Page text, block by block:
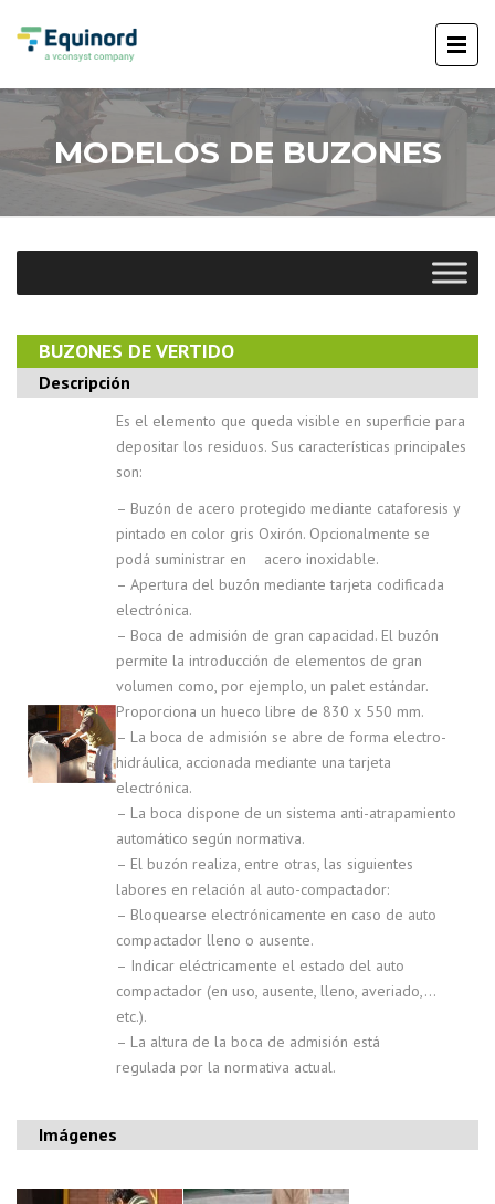
MODELOS DE BUZONES
BUZONES DE VERTIDO
Descripción
Es el elemento que queda visible en superficie para
depositar los residuos. Sus características principales
son:
– Buzón de acero protegido mediante cataforesis y
pintado en color gris Oxirón. Opcionalmente se
podá suministrar en acero inoxidable.
– Apertura del buzón mediante tarjeta codificada
electrónica.
– Boca de admisión de gran capacidad. El buzón
permite la introducción de elementos de gran
volumen como, por ejemplo, un palet estándar.
Proporciona un hueco libre de 830 x 550 mm.
– La boca de admisión se abre de forma electro-
hidráulica, accionada mediante una tarjeta
electrónica.
– La boca dispone de un sistema anti-atrapamiento
automático según normativa.
– El buzón realiza, entre otras, las siguientes
labores en relación al auto-compactador:
– Bloquearse electrónicamente en caso de auto
compactador lleno o ausente.
– Indicar eléctricamente el estado del auto
compactador (en uso, ausente, lleno, averiado,…
etc.).
– La altura de la boca de admisión está
regulada por la normativa actual.
Imágenes